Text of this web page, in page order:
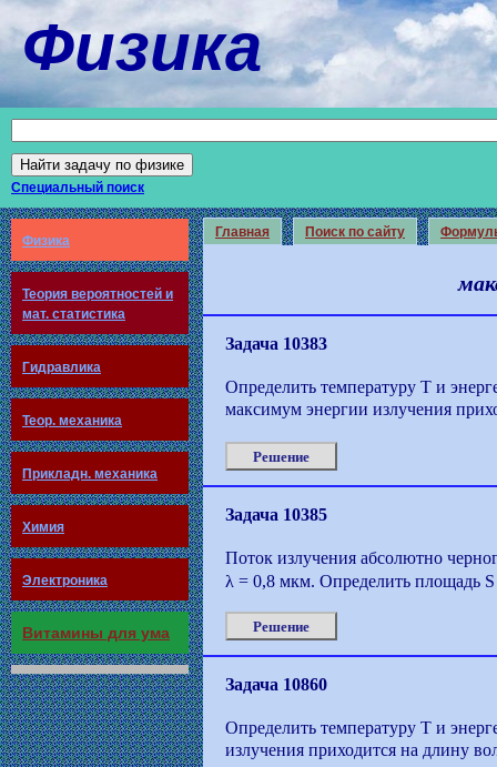
Физика
Специальный поиск
Физика
Теория вероятностей и
мат. статистика
Гидравлика
Теор. механика
Прикладн. механика
Химия
Электроника
Витамины для ума
Главная Поиск по сайту
Задача 10383
Определить температуру T и
максимум энергии излучения
Решение
Задача 10385
Поток излучения абсолютно
λ = 0,8 мкм. Определить площадь
Решение
Задача 10860
Определить температуру Т и
излучения приходится на длину